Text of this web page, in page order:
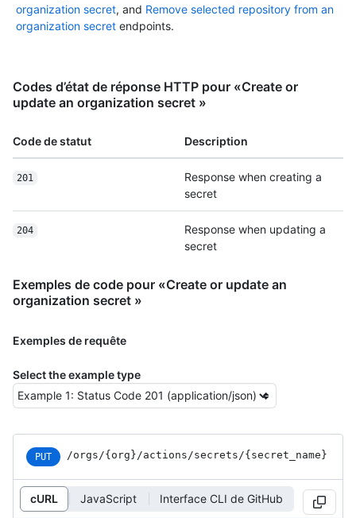
organization secret, and Remove selected repository from an
organization secret endpoints.
Codes d’état de réponse HTTP pour «Create or
update an organization secret »
Code de statut Description
201
Response when creating a
secret
204
Response when updating a
secret
Exemples de code pour «Create or update an
organization secret »
Exemples de requête
Select the example type
PUT /orgs /{org} /actions /secrets /{secret_ name}
cURL JavaScript Interface CLI de GitHub